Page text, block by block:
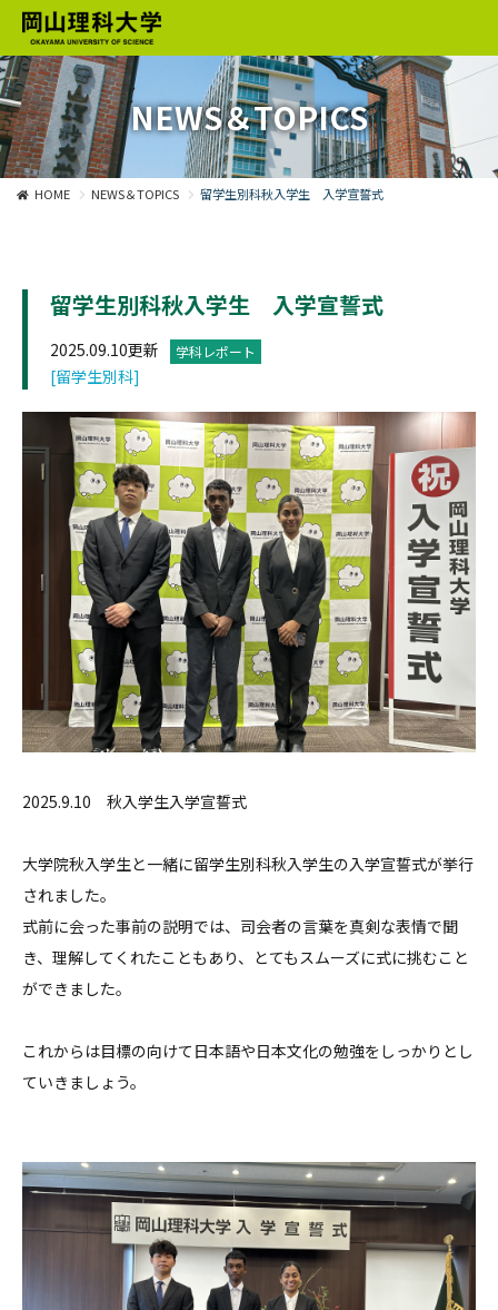
NEWS＆TOPICS
HOME NEWS＆TOPICS 留学生別科秋入学生 入学宣誓式
留学生別科秋入学生 入学宣誓式
2025.09.10更新 学科レポート
[留学生別科]
2025.9.10 秋入学生入学宣誓式
大学院秋入学生と一緒に留学生別科秋入学生の入学宣誓式が挙行
されました。
式前に会った事前の説明では、司会者の言葉を真剣な表情で聞
き、理解してくれたこともあり、とてもスムーズに式に挑むこと
ができました。
これからは目標の向けて日本語や日本文化の勉強をしっかりとし
ていきましょう。